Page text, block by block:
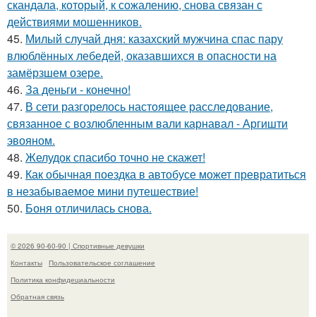
скандала, который, к сожалению, снова связан с
действиями мошенников.
45. Милый случай дня: казахский мужчина спас пару
влюблённых лебедей, оказавшихся в опасности на
замёрзшем озере.
46. За деньги - конечно!
47. В сети разгорелось настоящее расследование,
связанное с возлюбленным вали карнавал - Аргишти
эвояном.
48. Желудок спасибо точно не скажет!
49. Как обычная поездка в автобусе может превратиться
в незабываемое мини путешествие!
50. Боня отличилась снова.
© 2026 90-60-90 | Спортивные девушки
Контакты
Пользовательское соглашение
Политика конфидециальности
Обратная связь